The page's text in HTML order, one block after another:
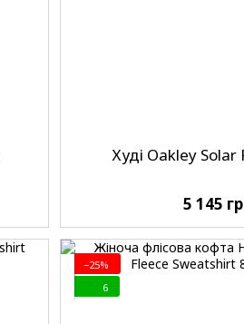
Худі Oakley
5 145
−25%
6